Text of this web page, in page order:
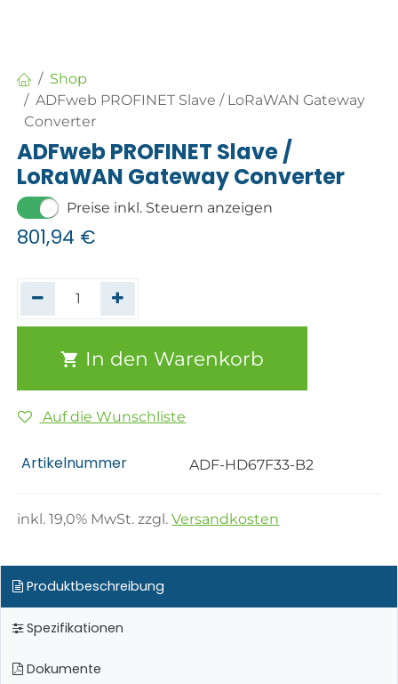
Shop
ADFweb PROFINET Slave / LoRaWAN Gateway
Converter
ADFweb PROFINET Slave /
LoRaWAN Gateway Converter
Preise inkl. Steuern anzeigen
801,94 €
In den Warenkorb
Auf die Wunschliste
Artikelnummer ADF-HD67F33-B2
inkl.19,0% MwSt. zzgl.Versandkosten
Produktbeschreibung
Spezifikationen
Dokumente